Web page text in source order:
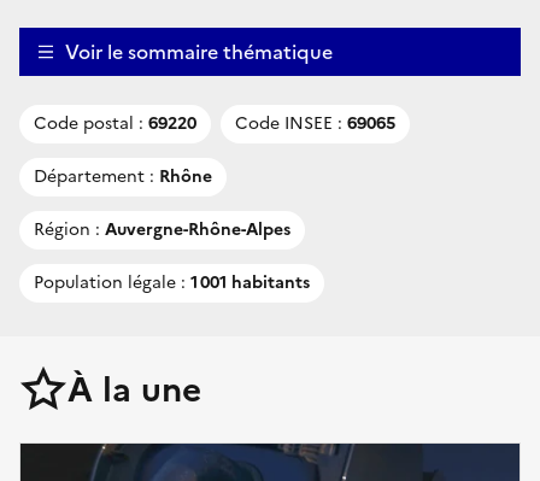
Voir le sommaire thématique
Code postal : 69220 Code INSEE : 69065
Département : Rhône
Région : Auvergne-Rhône-Alpes
Population légale : 1 001 habitants
À la une